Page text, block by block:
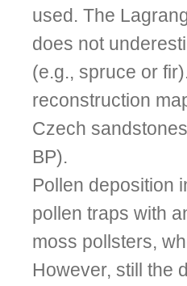
used. The
does not
(e.g., spruce or
reconstruction
Czech
BP).
Pollen deposition
pollen traps with
moss pollsters,
However, still the